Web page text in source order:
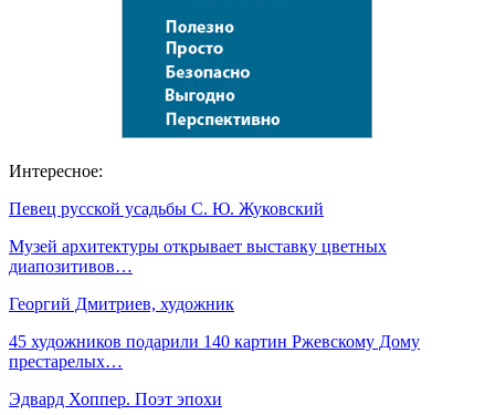
Интересное:
Певец русской усадьбы С. Ю. Жуковский
Музей архитектуры открывает выставку цветных
диапозитивов…
Георгий Дмитриев, художник
45 художников подарили 140 картин Ржевскому Дому
престарелых…
Эдвард Хоппер. Поэт эпохи